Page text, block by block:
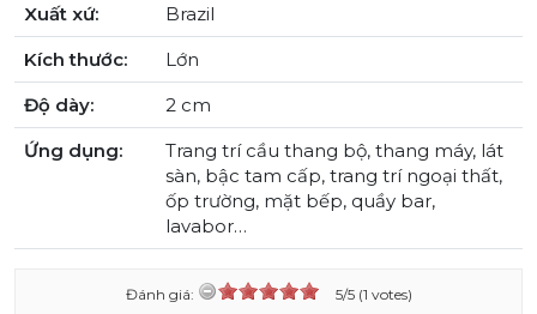
Xuất xứ:
Brazil
Kích thước:
Lớn
Độ dày:
2 cm
Ứng dụng:
Trang trí cầu thang bộ, thang máy, lát
sàn, bậc tam cấp, trang trí ngoại thất,
ốp trường, mặt bếp, quầy bar,
lavabor…
Đánh giá: 5/5 (1 votes)